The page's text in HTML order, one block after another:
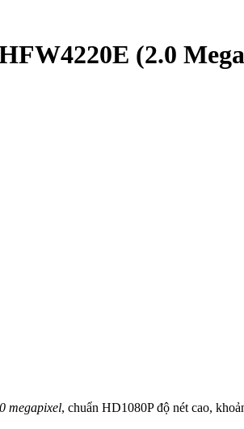
(2.0
megapixel, chuẩn HD1080P độ nét cao,